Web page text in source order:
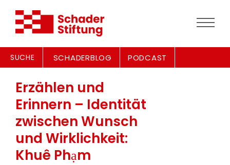
SUCHE SCHADERBLOG PODCAST
Erzählen und
Erinnern – Identität
zwischen Wunsch
und Wirklichkeit:
Khuê Phạm